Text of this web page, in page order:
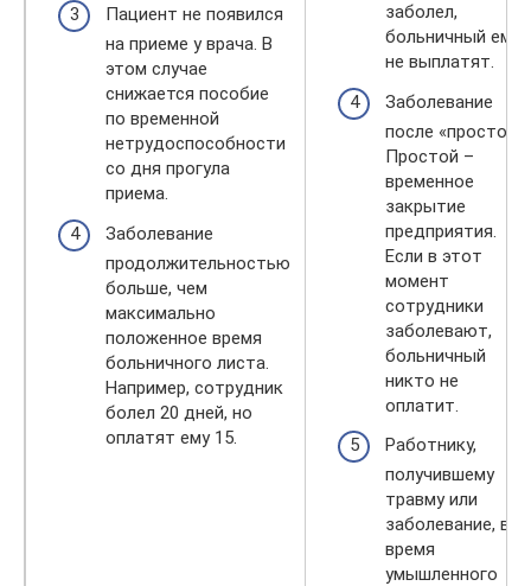
Пациент не появился
на приеме у врача. В
этом случае
снижается пособие
по временной
нетрудоспособности
со дня прогула
приема.
Заболевание
продолжительностью
больше, чем
максимально
положенное время
больничного листа.
Например, сотрудник
болел 20 дней, но
оплатят ему 15.
заболел,
больничный ему
не выплатят.
Заболевание
после «простоя».
Простой –
временное
закрытие
предприятия.
Если в этот
момент
сотрудники
заболевают,
больничный
никто не
оплатит.
Работнику,
получившему
травму или
заболевание, во
время
умышленного